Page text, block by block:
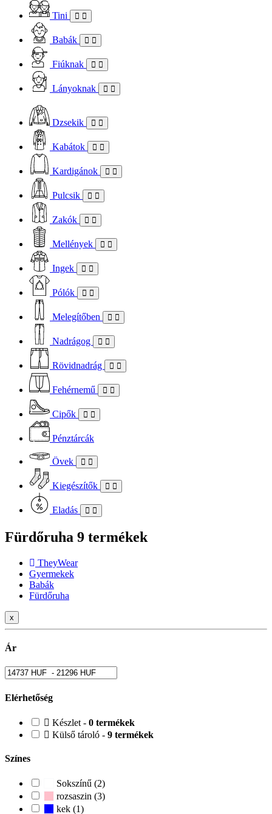
Tini
Babák
Fiúknak
Lányoknak
Dzsekik
Kabátok
Kardigánok
Pulcsik
Zakók
Mellények
Ingek
Pólók
Melegítőben
Nadrágog
Rövidnadrág
Fehérnemű
Cipők
Pénztárcák
Övek
Kiegészítők
Eladás
Fürdőruha 9 termékek
TheyWear
Gyermekek
Babák
Fürdőruha
x
Ár
Elérhetőség
Készlet - 0 termékek
Külső tároló - 9 termékek
Színes
Sokszínű (2)
rozsaszin (3)
kek (1)